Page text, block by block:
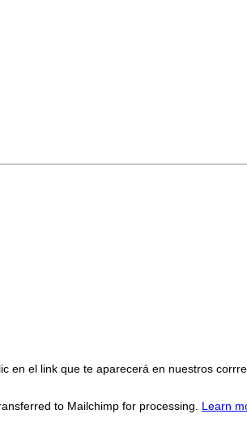
en el link que te aparecerá en nuestros
to Mailchimp for processing. Learn